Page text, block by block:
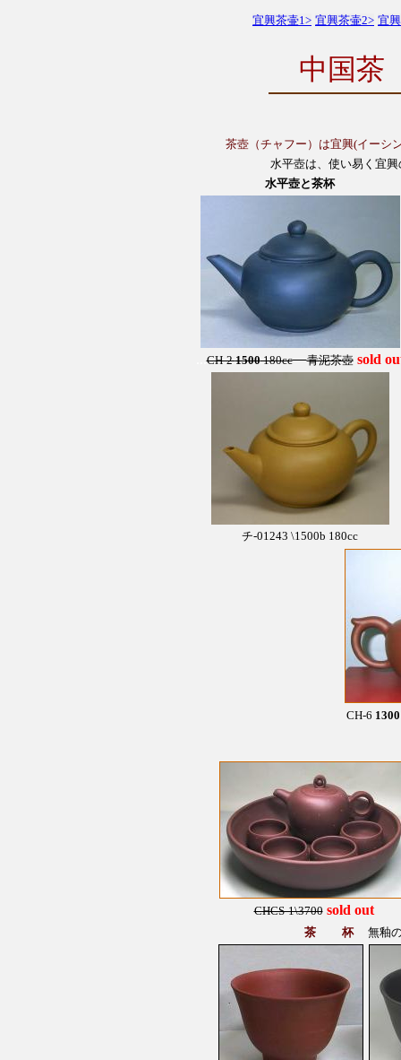
宜興茶壷1> 宜興茶壷2> 宜
中国
茶壺（チャフー）は宜興(イーシ
水平壺は、使い易く宜
水平壺と茶杯
...CH-21500180cc 青泥茶壺 sold
チ-01243 \1500b 180cc
CH-6 1300
CHCS-1\3700 sold out
茶 杯 無釉